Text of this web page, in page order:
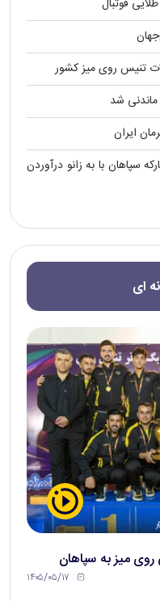
فوتبال
تنیس روی میز کشور
ماندنی شد
ایران
سپاهان با به زانو درآوردن
ای
روی میز به سپاهان
۱۴۰۵/۰۵/۱۷